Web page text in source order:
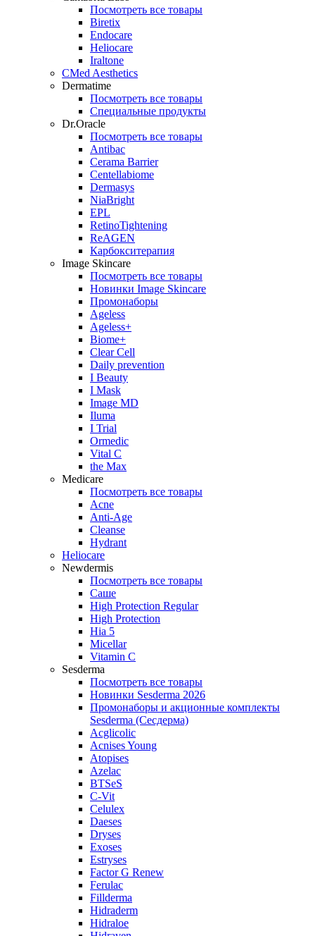
Посмотреть все товары
Biretix
Endocare
Heliocare
Iraltone
CMed Aesthetics
Dermatime
Посмотреть все товары
Специальные продукты
Dr.Oracle
Посмотреть все товары
Antibac
Cerama Barrier
Centellabiome
Dermasys
NiaBright
EPL
RetinoTightening
ReAGEN
Карбокситерапия
Image Skincare
Посмотреть все товары
Новинки Image Skincare
Промонаборы
Ageless
Ageless+
Biome+
Clear Cell
Daily prevention
I Beauty
I Mask
Image MD
Iluma
I Trial
Ormedic
Vital C
the Max
Medicare
Посмотреть все товары
Acne
Anti‑Age
Cleanse
Hydrant
Heliocare
Newdermis
Посмотреть все товары
Саше
High Protection Regular
High Protection
Hia 5
Micellar
Vitamin C
Sesderma
Посмотреть все товары
Новинки Sesderma 2026
Промонаборы и акционные комплекты
Sesderma (Сесдерма)
Acglicolic
Acnises Young
Atopises
Azelac
BTSeS
C‑Vit
Celulex
Daeses
Dryses
Exoses
Estryses
Factor G Renew
Ferulac
Fillderma
Hidraderm
Hidraloe